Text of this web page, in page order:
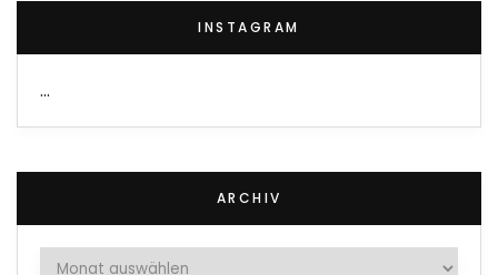
INSTAGRAM
…
ARCHIV
Archiv